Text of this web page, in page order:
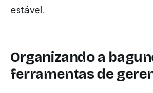
estável.
Organizando a
ferramentas de